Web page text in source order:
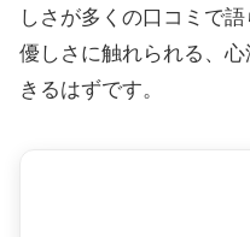
しさが多くの口コミで
優しさに触れられる、
きるはずです。